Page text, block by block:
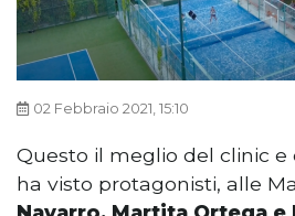
02 Febbraio 2021, 15:10
Questo il meglio del clinic e
ha visto protagonisti, alle